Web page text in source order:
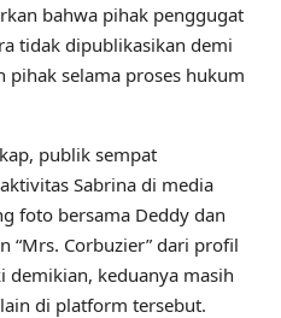
bahwa pihak penggugat
tidak dipublikasikan demi
pihak selama proses hukum
publik sempat
Sabrina di media
foto bersama Deddy dan
“Mrs. Corbuzier” dari profil
keduanya masih
di platform tersebut.